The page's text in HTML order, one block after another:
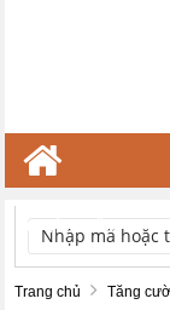
TÌM KIẾM
Trang chủ Tăng